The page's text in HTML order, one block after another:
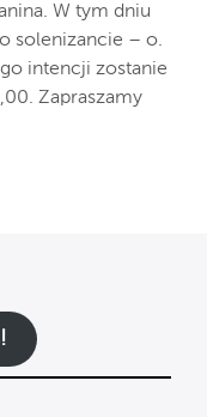
W tym dniu
solenizancie – o.
intencji zostanie
Zapraszamy